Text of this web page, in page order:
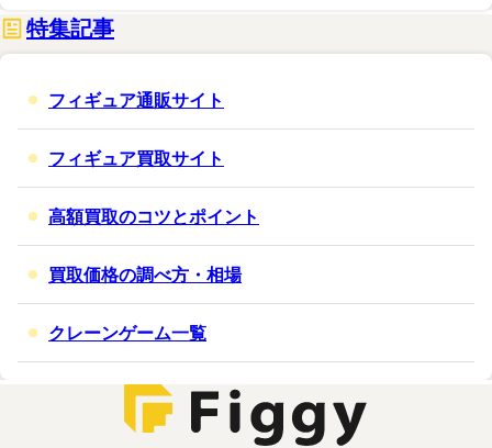
特集記事
フィギュア通販サイト
フィギュア買取サイト
高額買取のコツとポイント
買取価格の調べ方・相場
クレーンゲーム一覧